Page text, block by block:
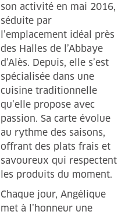
son activité en mai 2016,
séduite par
l’emplacement idéal près
des Halles de l’Abbaye
d’Alès. Depuis, elle s’est
spécialisée dans une
cuisine traditionnelle
qu’elle propose avec
passion. Sa carte évolue
au rythme des saisons,
offrant des plats frais et
savoureux qui respectent
les produits du moment.
Chaque jour, Angélique
met à l’honneur une